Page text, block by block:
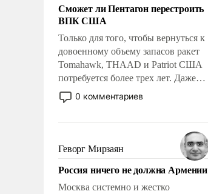
Сможет ли Пентагон перестроить
ВПК США
Только для того, чтобы вернуться к
довоенному объему запасов ракет
Tomahawk, THAAD и Patriot США
потребуется более трех лет. Даже
небольшая война с Ираном
опустошила американские
уязвимости США, например, перед
Китаем.
0 комментариев
Геворг Мирзаян
Россия ничего не должна Армении
Москва системно и жестко